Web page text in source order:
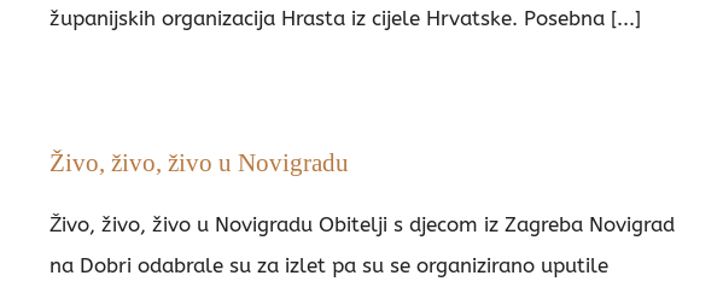
županijskih organizacija Hrasta iz cijele Hrvatske. Posebna [...]
Živo, živo, živo u Novigradu
Živo, živo, živo u Novigradu Obitelji s djecom iz Zagreba Novigrad
na Dobri odabrale su za izlet pa su se organizirano uputile